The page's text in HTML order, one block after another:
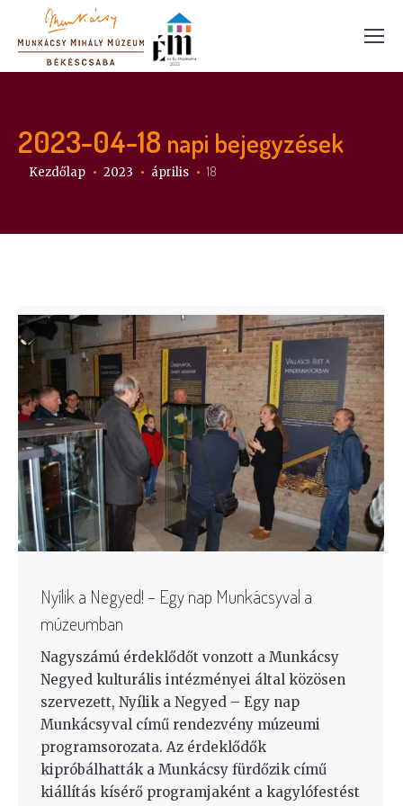
2023-04-18 napi bejegyzések
Itt vagy:
Kezdőlap 2023 április 18
Nyílik a Negyed! – Egy nap Munkácsyval a
múzeumban
Nagyszámú érdeklődőt vonzott a Munkácsy
Negyed kulturális intézményei által közösen
szervezett, Nyílik a Negyed – Egy nap
Munkácsyval című rendezvény múzeumi
programsorozata. Az érdeklődők
kipróbálhatták a Munkácsy fürdőzik című
kiállítás kísérő programjaként a kagylófestést